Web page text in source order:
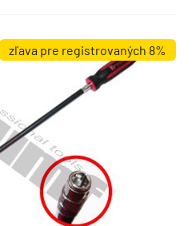
podmienky
podmienky
zľava pre registrovaných 8%